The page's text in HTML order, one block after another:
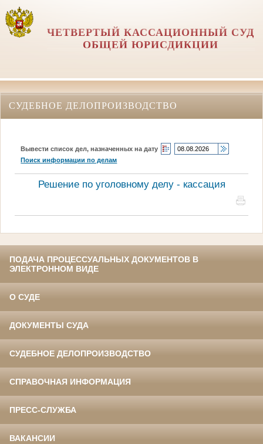
ЧЕТВЕРТЫЙ КАССАЦИОННЫЙ СУД
ОБЩЕЙ ЮРИСДИКЦИИ
СУДЕБНОЕ ДЕЛОПРОИЗВОДСТВО
Вывести список дел, назначенных на дату
Поиск информации по делам
Решение по уголовному делу - кассация
ПОДАЧА ПРОЦЕССУАЛЬНЫХ ДОКУМЕНТОВ В
ЭЛЕКТРОННОМ ВИДЕ
О СУДЕ
ДОКУМЕНТЫ СУДА
СУДЕБНОЕ ДЕЛОПРОИЗВОДСТВО
СПРАВОЧНАЯ ИНФОРМАЦИЯ
ПРЕСС-СЛУЖБА
ВАКАНСИИ